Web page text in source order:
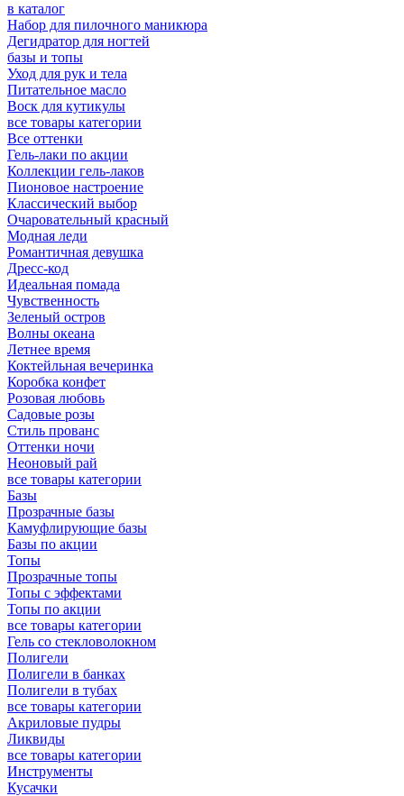
в каталог
Набор для пилочного маникюра
Дегидратор для ногтей
базы и топы
Уход для рук и тела
Питательное масло
Воск для кутикулы
все товары категории
Все оттенки
Гель-лаки по акции
Коллекции гель-лаков
Пионовое настроение
Классический выбор
Очаровательный красный
Модная леди
Романтичная девушка
Дресс-код
Идеальная помада
Чувственность
Зеленый остров
Волны океана
Летнее время
Коктейльная вечеринка
Коробка конфет
Розовая любовь
Садовые розы
Стиль прованс
Оттенки ночи
Неоновый рай
все товары категории
Базы
Прозрачные базы
Камуфлирующие базы
Базы по акции
Топы
Прозрачные топы
Топы с эффектами
Топы по акции
все товары категории
Гель со стекловолокном
Полигели
Полигели в банках
Полигели в тубах
все товары категории
Акриловые пудры
Ликвиды
все товары категории
Инструменты
Кусачки